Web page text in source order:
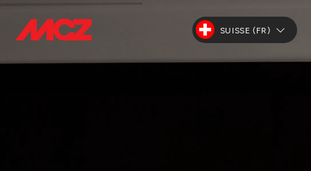
SUISSE (FR)